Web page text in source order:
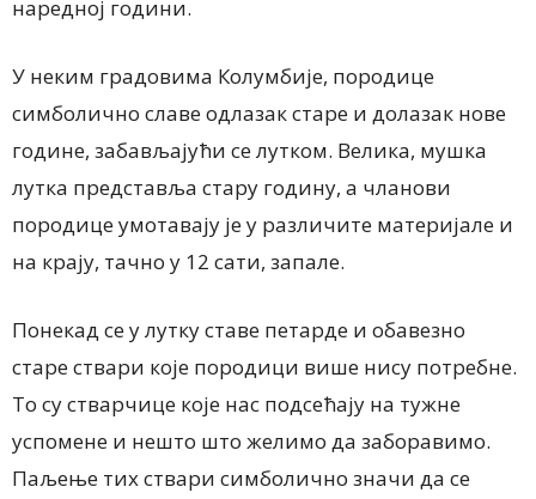
наредној години.
У неким градовима Колумбије, породице
симболично славе одлазак старе и долазак нове
године, забављајући се лутком. Велика, мушка
лутка представља стару годину, а чланови
породице умотавају је у различите материјале и
на крају, тачно у 12 сати, запале.
Понекад се у лутку ставе петарде и обавезно
старе ствари које породици више нису потребне.
То су стварчице које нас подсећају на тужне
успомене и нешто што желимо да заборавимо.
Паљење тих ствари симболично значи да се